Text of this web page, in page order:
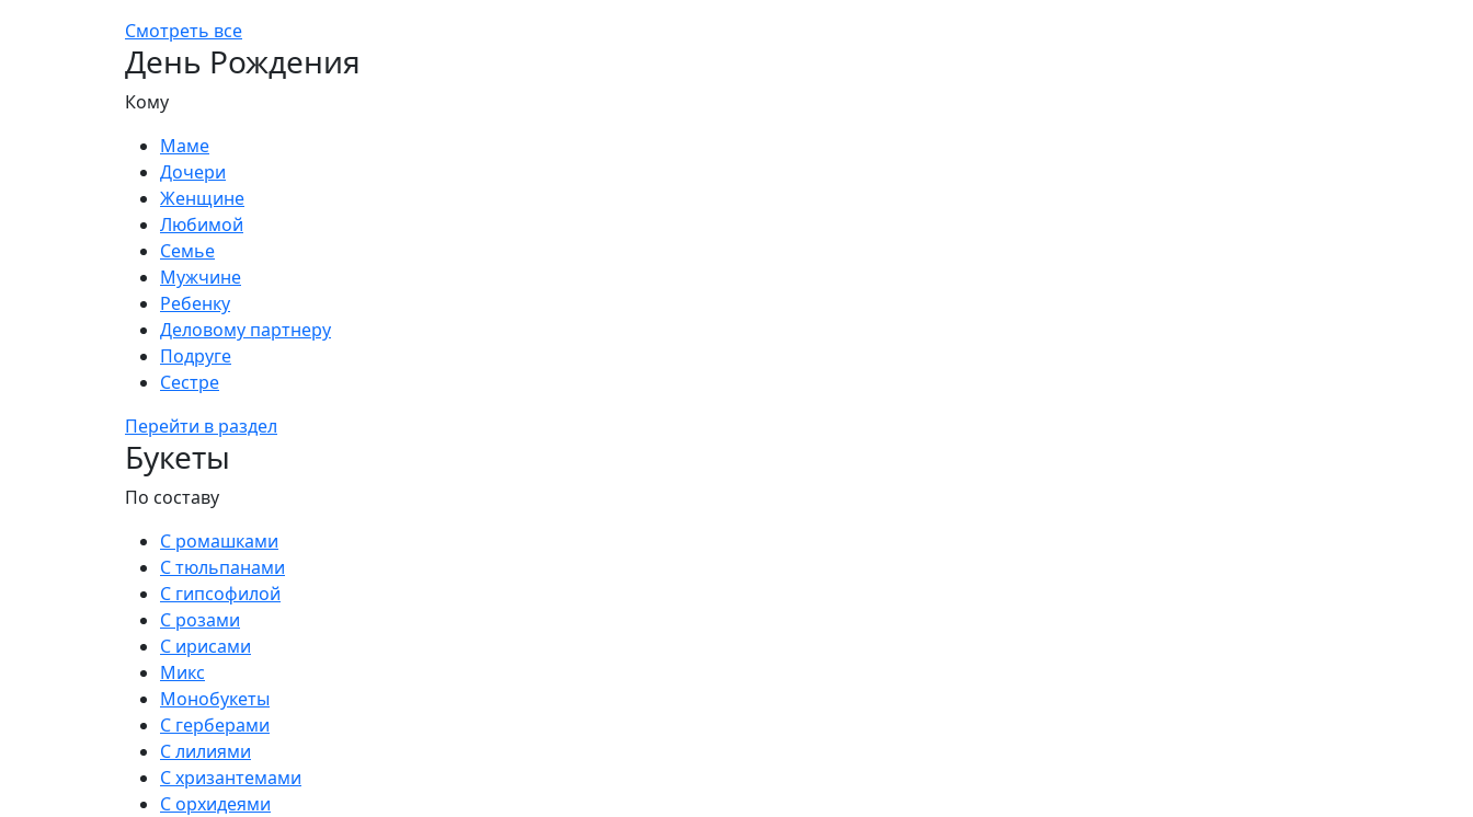
Смотреть все
День Рождения
Кому
Маме
Дочери
Женщине
Любимой
Семье
Мужчине
Ребенку
Деловому партнеру
Подруге
Сестре
Перейти в раздел
Букеты
По составу
С ромашками
С тюльпанами
С гипсофилой
С розами
С ирисами
Микс
Монобукеты
С герберами
С лилиями
С хризантемами
С орхидеями